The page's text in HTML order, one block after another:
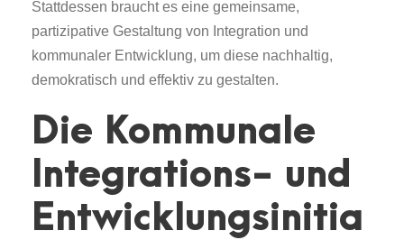
Stattdessen braucht es eine gemeinsame,
partizipative Gestaltung von Integration und
kommunaler Entwicklung, um diese nachhaltig,
demokratisch und effektiv zu gestalten.
Die Kommunale
Integrations- und
Entwicklungsinitia